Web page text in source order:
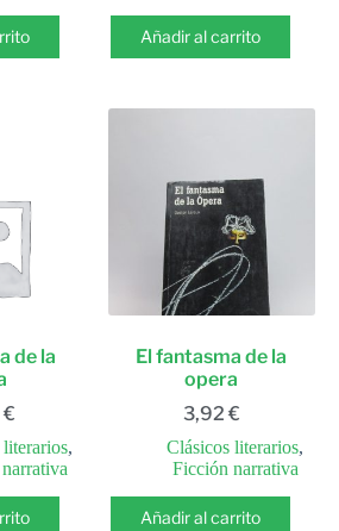
Añadir al carrito
de la
€
,
El fantasma de la
opera
3,92 €
Clásicos literarios,
Ficción narrativa
Añadir al carrito